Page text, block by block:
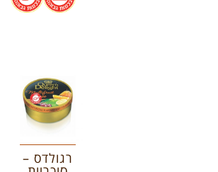
רגולדס –